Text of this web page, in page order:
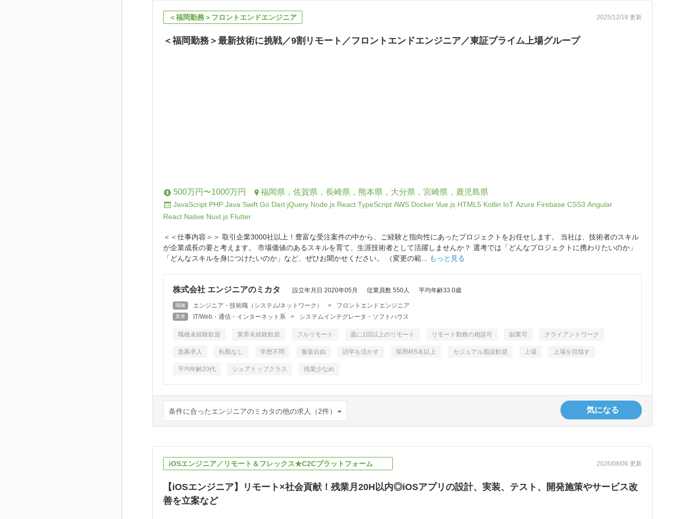
＜福岡勤務＞フロントエンドエンジニア 2025/12/19 更新
＜福岡勤務＞最新技術に挑戦／9割リモート／フロントエンドエンジニア／東証プライム上場グループ
500万円〜1000万円 福岡県，佐賀県，長崎県，熊本県，大分県，宮崎県，鹿児島県
JavaScript PHP Java Swift Go Dart jQuery Node.js React TypeScript AWS Docker Vue.js HTML5 Kotlin IoT Azure Firebase CSS3 Angular
React Native Nuxt.js Flutter
＜＜仕事内容＞＞ 取引企業3000社以上！豊富な受注案件の中から、ご経験と指向性にあったプロジェクトをお任せします。 当社は、技術者のスキル
が企業成長の要と考えます。 市場価値のあるスキルを育て、生涯技術者として活躍しませんか？ 選考では「どんなプロジェクトに携わりたいのか」
「どんなスキルを身につけたいのか」など、ぜひお聞かせください。 （変更の範...
もっと見る
株式会社 エンジニアのミカタ 設立年月日 2020年05月 従業員数 550人 平均年齢33.0歳
職種 エンジニア・技術職（システム/ネットワーク） > フロントエンドエンジニア
業界 IT/Web・通信・インターネット系 > システムインテグレータ・ソフトハウス
職種未経験歓迎 業界未経験歓迎 フルリモート 週に1回以上のリモート リモート勤務の相談可 副業可 クライアントワーク
急募求人 転勤なし 学歴不問 服装自由 語学を活かす 採用枠5名以上 カジュアル面談歓迎 上場 上場を目指す
平均年齢20代 シェアトップクラス 残業少なめ
条件に合ったエンジニアのミカタの他の求人（2件） 気になる
iOSエンジニア／リモート＆フレックス★C2Cプラットフォーム 2026/08/06 更新
【iOSエンジニア】リモート×社会貢献！残業月20H以内◎iOSアプリの設計、実装、テスト、開発施策やサービス改
善を立案など